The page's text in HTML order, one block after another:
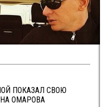
ПОКАЗАЛ СВОЮ
ОМАРОВА